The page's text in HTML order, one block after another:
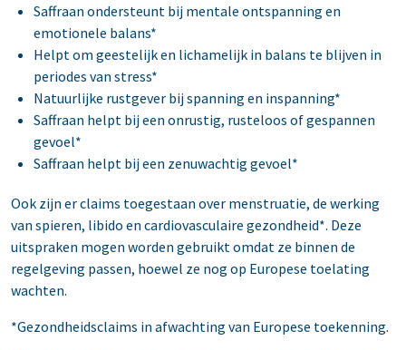
Saffraan ondersteunt bij mentale ontspanning en
emotionele balans*
Helpt om geestelijk en lichamelijk in balans te blijven in
periodes van stress*
Natuurlijke rustgever bij spanning en inspanning*
Saffraan helpt bij een onrustig, rusteloos of gespannen
gevoel*
Saffraan helpt bij een zenuwachtig gevoel*
Ook zijn er claims toegestaan over menstruatie, de werking
van spieren, libido en cardiovasculaire gezondheid*. Deze
uitspraken mogen worden gebruikt omdat ze binnen de
regelgeving passen, hoewel ze nog op Europese toelating
wachten.
*Gezondheidsclaims in afwachting van Europese toekenning.